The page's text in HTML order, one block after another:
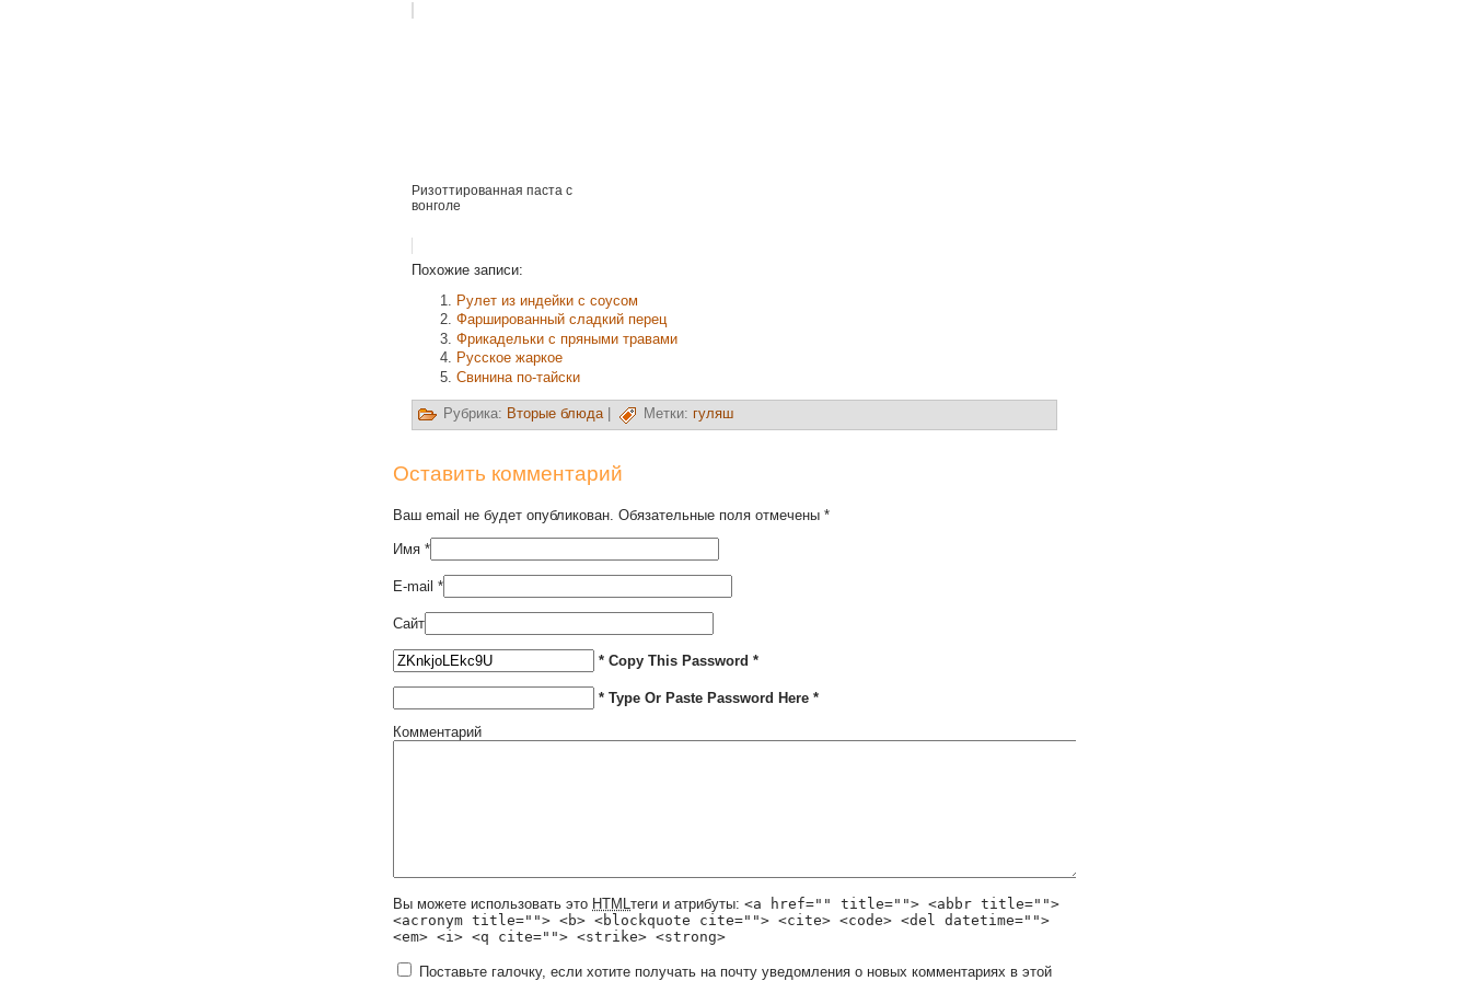
Ризоттированная паста с
вонголе
Похожие записи:
Рулет из индейки с соусом
Фаршированный сладкий перец
Фрикадельки с пряными травами
Русское жаркое
Свинина по-тайски
Рубрика: Вторые блюда| Метки: гуляш
Оставить комментарий
Ваш email не будет опубликован. Обязательные поля отмечены *
Имя *
E-mail *
Сайт
* Copy This Password *
* Type Or Paste Password Here *
Комментарий
Вы можете использовать это HTML теги и атрибуты: <a href="" title=""> <abbr title="">
<acronym title=""> <b> <blockquote cite=""> <cite> <code> <del datetime="">
<em> <i> <q cite=""> <strike> <strong>
Поставьте галочку, если хотите получать на почту уведомления о новых комментариях в этой